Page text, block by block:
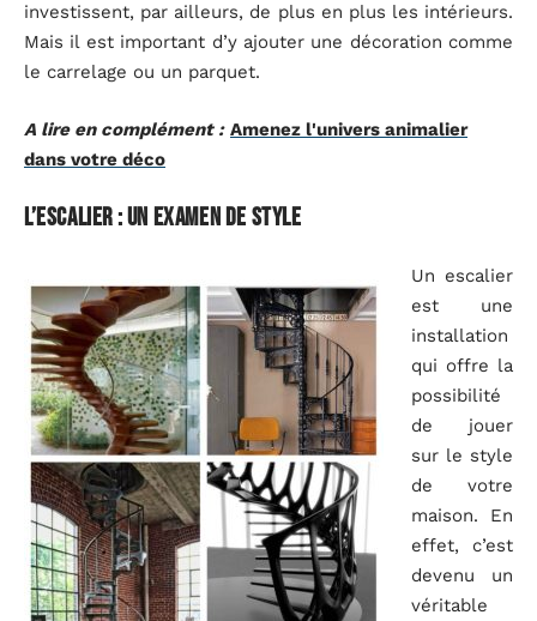
investissent, par ailleurs, de plus en plus les intérieurs.
Mais il est important d’y ajouter une décoration comme
le carrelage ou un parquet.
A lire en complément : Amenez l'univers animalier
dans votre déco
L’escalier : un examen de style
Un escalier
est une
installation
qui offre la
possibilité
de jouer
sur le style
de votre
maison. En
effet, c’est
devenu un
véritable